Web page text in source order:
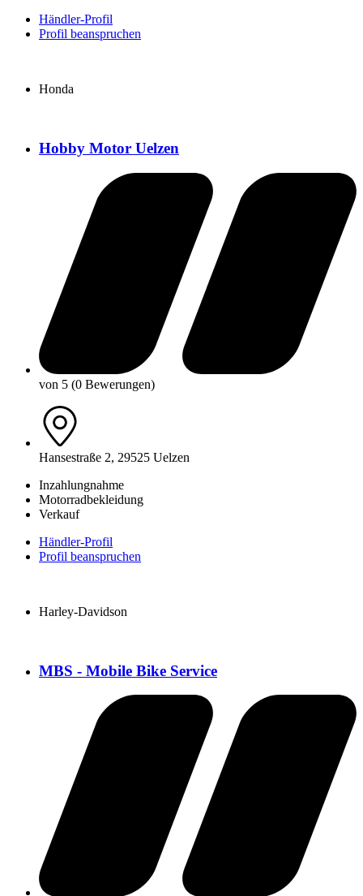
Händler-Profil
Profil beanspruchen
Honda
Hobby Motor Uelzen
von 5 (0 Bewerungen)
Hansestraße 2, 29525 Uelzen
Inzahlungnahme
Motorradbekleidung
Verkauf
Händler-Profil
Profil beanspruchen
Harley-Davidson
MBS - Mobile Bike Service